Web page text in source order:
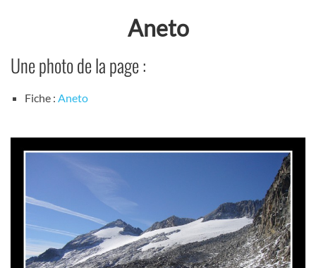
Aneto
Une photo de la page :
Fiche : Aneto